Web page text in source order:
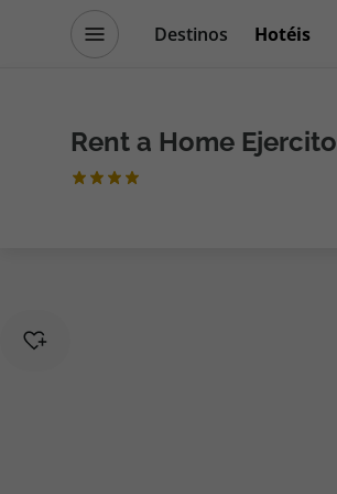
Destinos Hotéis
Rent a Home Ejercito